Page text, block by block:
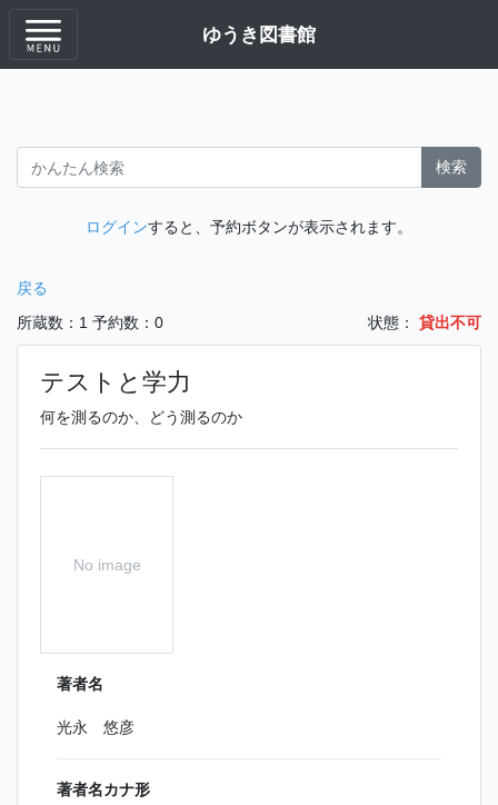
ゆうき図書館
検索
ログインすると、予約ボタンが表示されます。
戻る
所蔵数：1 予約数：0 状態： 貸出不可
テストと学力
何を測るのか、どう測るのか
No image
著者名
光永 悠彦
著者名カナ形